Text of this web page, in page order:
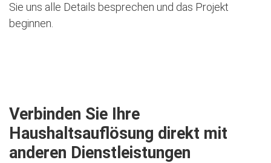
Sie uns alle Details besprechen und das Projekt
beginnen.
Verbinden Sie Ihre
Haushaltsauflösung direkt mit
anderen Dienstleistungen